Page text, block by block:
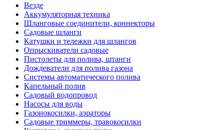
Везде
Аккумуляторная техника
Шланговые соединители, коннекторы
Садовые шланги
Катушки и тележки для шлангов
Опрыскиватели садовые
Пистолеты для полива, штанги
Дождеватели для полива газона
Системы автоматического полива
Капельный полив
Садовый водопровод
Насосы для воды
Газонокосилки, аэраторы
Садовые триммеры, травокосилки